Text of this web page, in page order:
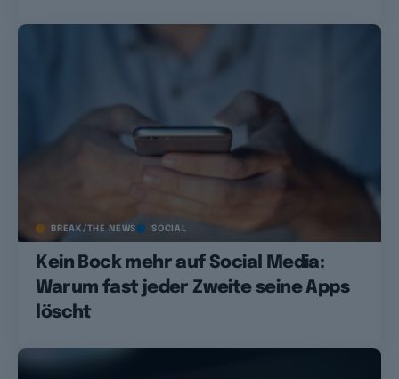
BREAK/THE NEWS SOCIAL
Kein Bock mehr auf Social Media:
Warum fast jeder Zweite seine Apps
löscht